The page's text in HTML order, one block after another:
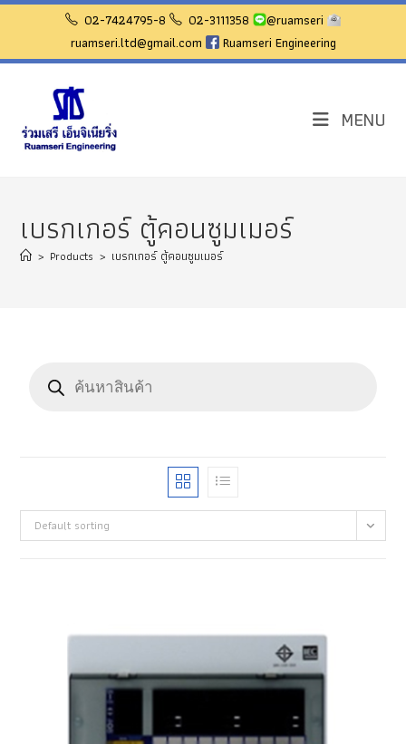
Skip
content
02-7424795-8 02-3111358
@ruamseri
ruamseri.ltd@gmail.com
Ruamseri Engineering
MENU
เบรกเกอร์ ตู้คอนซูมเมอร์
> Products > เบรกเกอร์ ตู้คอนซูมเมอร์
search
Default sorting